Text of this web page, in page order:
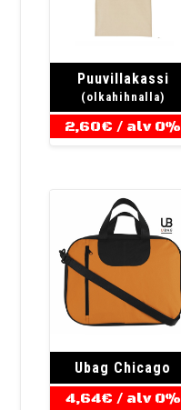
Puuvillakassi
(olkahihnalla)
2,60€ / alv 0%
Ubag Chicago
4,64€ / alv 0%